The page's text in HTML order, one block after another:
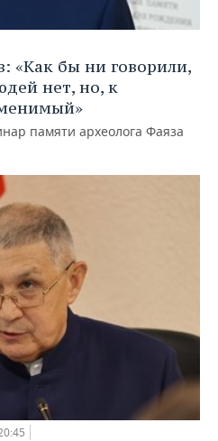
«Как бы ни говорили,
нет, но, к
памяти археолога Фаяза